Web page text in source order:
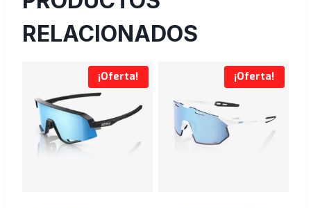
RELACIONADOS
¡Oferta! ¡Oferta!